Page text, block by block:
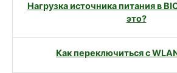
Нагрузка источника питания в
это?
Как переключиться с